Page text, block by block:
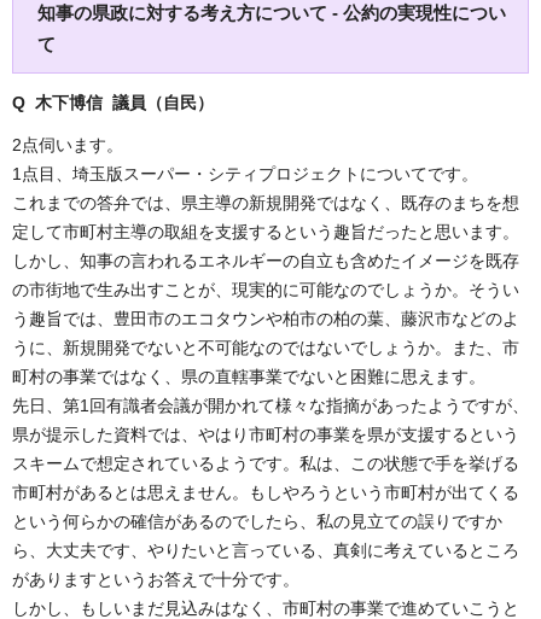
知事の県政に対する考え方について - 公約の実現性につい
て
Q 木下博信 議員（自民）
2点伺います。
1点目、埼玉版スーパー・シティプロジェクトについてです。
これまでの答弁では、県主導の新規開発ではなく、既存のまちを想
定して市町村主導の取組を支援するという趣旨だったと思います。
しかし、知事の言われるエネルギーの自立も含めたイメージを既存
の市街地で生み出すことが、現実的に可能なのでしょうか。そうい
う趣旨では、豊田市のエコタウンや柏市の柏の葉、藤沢市などのよ
うに、新規開発でないと不可能なのではないでしょうか。また、市
町村の事業ではなく、県の直轄事業でないと困難に思えます。
先日、第1回有識者会議が開かれて様々な指摘があったようですが、
県が提示した資料では、やはり市町村の事業を県が支援するという
スキームで想定されているようです。私は、この状態で手を挙げる
市町村があるとは思えません。もしやろうという市町村が出てくる
という何らかの確信があるのでしたら、私の見立ての誤りですか
ら、大丈夫です、やりたいと言っている、真剣に考えているところ
がありますというお答えで十分です。
しかし、もしいまだ見込みはなく、市町村の事業で進めていこうと